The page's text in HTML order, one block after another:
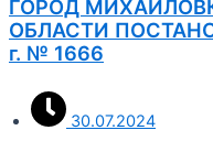
ГОРОД
ОБЛАСТИ
г. № 1666
30.07.2024